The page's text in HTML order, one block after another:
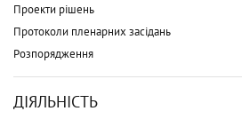
Проекти рішень
Протоколи пленарних засідань
Розпорядження
ДІЯЛЬНІСТЬ